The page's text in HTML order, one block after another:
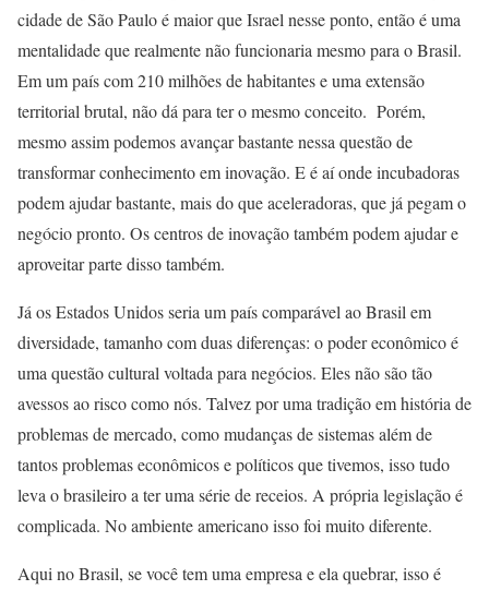
cidade de São Paulo é maior que Israel nesse ponto, então é uma
mentalidade que realmente não funcionaria mesmo para o Brasil.
Em um país com 210 milhões de habitantes e uma extensão
territorial brutal, não dá para ter o mesmo conceito. Porém,
mesmo assim podemos avançar bastante nessa questão de
transformar conhecimento em inovação. E é aí onde incubadoras
podem ajudar bastante, mais do que aceleradoras, que já pegam o
negócio pronto. Os centros de inovação também podem ajudar e
aproveitar parte disso também.
Já os Estados Unidos seria um país comparável ao Brasil em
diversidade, tamanho com duas diferenças: o poder econômico é
uma questão cultural voltada para negócios. Eles não são tão
avessos ao risco como nós. Talvez por uma tradição em história de
problemas de mercado, como mudanças de sistemas além de
tantos problemas econômicos e políticos que tivemos, isso tudo
leva o brasileiro a ter uma série de receios. A própria legislação é
complicada. No ambiente americano isso foi muito diferente.
Aqui no Brasil, se você tem uma empresa e ela quebrar, isso é